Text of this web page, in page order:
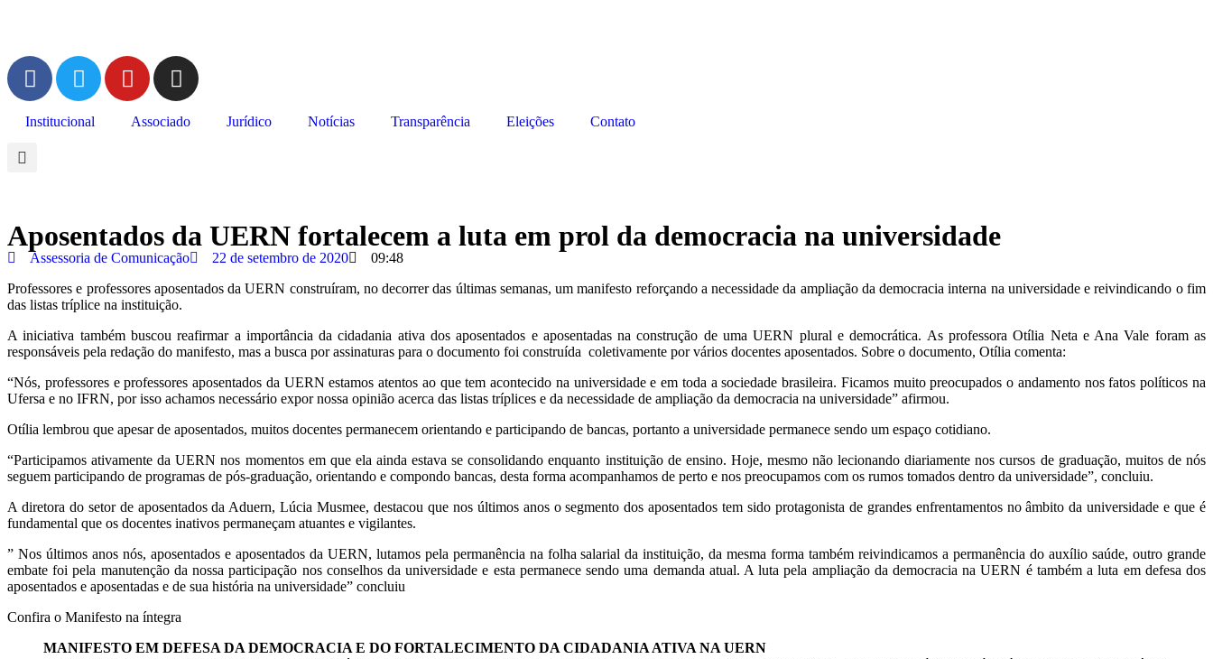
Institucional Associado Jurídico Notícias Transparência Eleições Contato
Aposentados da UERN fortalecem a luta em prol da democracia na universidade
Assessoria de Comunicação 22 de setembro de 2020
09:48
Professores e professores aposentados da UERN construíram, no decorrer das últimas semanas, um manifesto reforçando a necessidade da ampliação da democracia interna na universidade e reivindicando o fim
das listas tríplice na instituição.
A iniciativa também buscou reafirmar a importância da cidadania ativa dos aposentados e aposentadas na construção de uma UERN plural e democrática. As professora Otília Neta e Ana Vale foram as
responsáveis pela redação do manifesto, mas a busca por assinaturas para o documento foi construída coletivamente por vários docentes aposentados. Sobre o documento, Otília comenta:
“Nós, professores e professores aposentados da UERN estamos atentos ao que tem acontecido na universidade e em toda a sociedade brasileira. Ficamos muito preocupados o andamento nos fatos políticos na
Ufersa e no IFRN, por isso achamos necessário expor nossa opinião acerca das listas tríplices e da necessidade de ampliação da democracia na universidade” afirmou.
Otília lembrou que apesar de aposentados, muitos docentes permanecem orientando e participando de bancas, portanto a universidade permanece sendo um espaço cotidiano.
“Participamos ativamente da UERN nos momentos em que ela ainda estava se consolidando enquanto instituição de ensino. Hoje, mesmo não lecionando diariamente nos cursos de graduação, muitos de nós
seguem participando de programas de pós-graduação, orientando e compondo bancas, desta forma acompanhamos de perto e nos preocupamos com os rumos tomados dentro da universidade”, concluiu.
A diretora do setor de aposentados da Aduern, Lúcia Musmee, destacou que nos últimos anos o segmento dos aposentados tem sido protagonista de grandes enfrentamentos no âmbito da universidade e que é
fundamental que os docentes inativos permaneçam atuantes e vigilantes.
” Nos últimos anos nós, aposentados e aposentados da UERN, lutamos pela permanência na folha salarial da instituição, da mesma forma também reivindicamos a permanência do auxílio saúde, outro grande
embate foi pela manutenção da nossa participação nos conselhos da universidade e esta permanece sendo uma demanda atual. A luta pela ampliação da democracia na UERN é também a luta em defesa dos
aposentados e aposentadas e de sua história na universidade” concluiu
Confira o Manifesto na íntegra
MANIFESTO EM DEFESA DA DEMOCRACIA E DO FORTALECIMENTO DA CIDADANIA ATIVA NA UERN